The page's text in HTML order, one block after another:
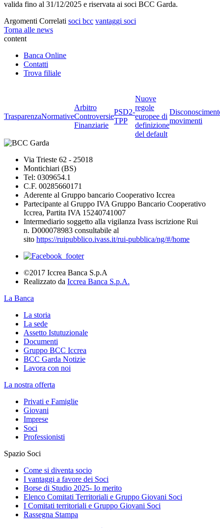
valida fino al 31/12/2025 e riservata ai soci BCC Garda.
Argomenti Correlati soci bcc vantaggi soci
Torna alle news
content
Banca Online
Contatti
Trova filiale
TrasparenzaNormative
Arbitro
Controversie
Finanziarie
PSD2-
TPP
Nuove
regole
europee di
definizione
del default
movimenti
Via Trieste 62 - 25018
Montichiari (BS)
Tel: 0309654.1
C.F. 00285660171
Aderente al Gruppo bancario Cooperativo Iccrea
Partecipante al Gruppo IVA Gruppo Bancario Cooperativo
Iccrea, Partita IVA 15240741007
Intermediario soggetto alla vigilanza Ivass iscrizione Rui
n. D000078983 consultabile al
sito https://ruipubblico.ivass.it/rui-pubblica/ng/#/home
©2017 Iccrea Banca S.p.A
Realizzato da Iccrea Banca S.p.A.
La Banca
La storia
La sede
Assetto Istutuzionale
Documenti
Gruppo BCC Iccrea
BCC Garda Notizie
Lavora con noi
La nostra offerta
Privati e Famiglie
Giovani
Imprese
Soci
Professionisti
Spazio Soci
Come si diventa socio
I vantaggi a favore dei Soci
Borse di Studio 2025- Io merito
Elenco Comitati Territoriali e Gruppo Giovani Soci
I Comitati territoriali e Gruppo Giovani Soci
Rassegna Stampa